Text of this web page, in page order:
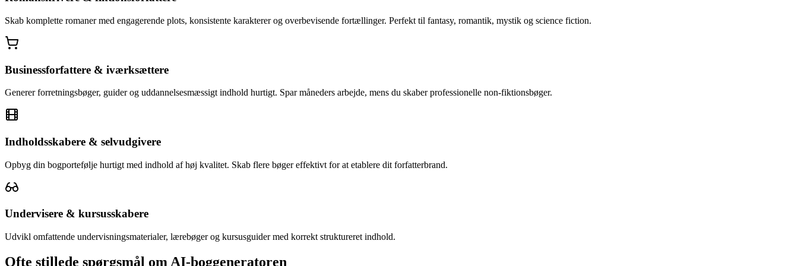
Skab komplette romaner med engagerende plots, konsistente karakterer og overbevisende fortællinger. Perfekt til fantasy, romantik, mystik og science fiction.
Businessforfattere & iværksættere
Generer forretningsbøger, guider og uddannelsesmæssigt indhold hurtigt. Spar måneders arbejde, mens du skaber professionelle non-fiktionsbøger.
Indholdsskabere & selvudgivere
Opbyg din bogportefølje hurtigt med indhold af høj kvalitet. Skab flere bøger effektivt for at etablere dit forfatterbrand.
Undervisere & kursusskabere
Udvikl omfattende undervisningsmaterialer, lærebøger og kursusguider med korrekt struktureret indhold.
Ofte stillede spørgsmål om AI-boggeneratoren